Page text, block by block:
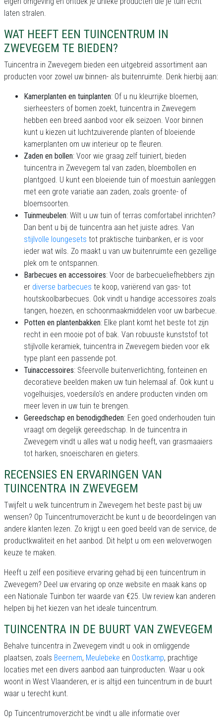
laten stralen.
WAT HEEFT EEN TUINCENTRUM IN
ZWEVEGEM TE BIEDEN?
Tuincentra in Zwevegem bieden een uitgebreid assortiment aan
producten voor zowel uw binnen- als buitenruimte. Denk hierbij aan:
Kamerplanten en tuinplanten: Of u nu kleurrijke bloemen,
sierheesters of bomen zoekt, tuincentra in Zwevegem
hebben een breed aanbod voor elk seizoen. Voor binnen
kunt u kiezen uit luchtzuiverende planten of bloeiende
kamerplanten om uw interieur op te fleuren.
Zaden en bollen: Voor wie graag zelf tuiniert, bieden
tuincentra in Zwevegem tal van zaden, bloembollen en
plantgoed. U kunt een bloeiende tuin of moestuin aanleggen
met een grote variatie aan zaden, zoals groente- of
bloemsoorten.
Tuinmeubelen: Wilt u uw tuin of terras comfortabel inrichten?
Dan bent u bij de tuincentra aan het juiste adres. Van
stijlvolle loungesets tot praktische tuinbanken, er is voor
ieder wat wils. Zo maakt u van uw buitenruimte een gezellige
plek om te ontspannen.
Barbecues en accessoires: Voor de barbecueliefhebbers zijn
er diverse barbecues te koop, variërend van gas- tot
houtskoolbarbecues. Ook vindt u handige accessoires zoals
tangen, hoezen, en schoonmaakmiddelen voor uw barbecue.
Potten en plantenbakken: Elke plant komt het beste tot zijn
recht in een mooie pot of bak. Van robuuste kunststof tot
stijlvolle keramiek, tuincentra in Zwevegem bieden voor elk
type plant een passende pot.
Tuinaccessoires: Sfeervolle buitenverlichting, fonteinen en
decoratieve beelden maken uw tuin helemaal af. Ook kunt u
vogelhuisjes, voedersilo's en andere producten vinden om
meer leven in uw tuin te brengen.
Gereedschap en benodigdheden: Een goed onderhouden tuin
vraagt om degelijk gereedschap. In de tuincentra in
Zwevegem vindt u alles wat u nodig heeft, van grasmaaiers
tot harken, snoeischaren en gieters.
RECENSIES EN ERVARINGEN VAN
TUINCENTRA IN ZWEVEGEM
Twijfelt u welk tuincentrum in Zwevegem het beste past bij uw
wensen? Op Tuincentrumoverzicht.be kunt u de beoordelingen van
andere klanten lezen. Zo krijgt u een goed beeld van de service, de
productkwaliteit en het aanbod. Dit helpt u om een weloverwogen
keuze te maken.
Heeft u zelf een positieve ervaring gehad bij een tuincentrum in
Zwevegem? Deel uw ervaring op onze website en maak kans op
een Nationale Tuinbon ter waarde van €25. Uw review kan anderen
helpen bij het kiezen van het ideale tuincentrum.
TUINCENTRA IN DE BUURT VAN ZWEVEGEM
Behalve tuincentra in Zwevegem vindt u ook in omliggende
plaatsen, zoals Beernem, Meulebeke en Oostkamp, prachtige
locaties met een divers aanbod aan tuinproducten. Waar u ook
woont in West Vlaanderen, er is altijd een tuincentrum in de buurt
waar u terecht kunt.
Op Tuincentrumoverzicht.be vindt u alle informatie over